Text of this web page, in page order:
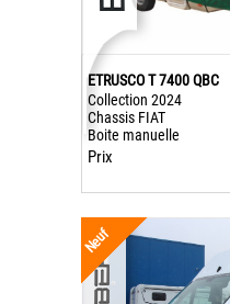
ETRUSCO T 7400 QBC
Collection 2024
Chassis FIAT
Boite manuelle
Prix
Neuf